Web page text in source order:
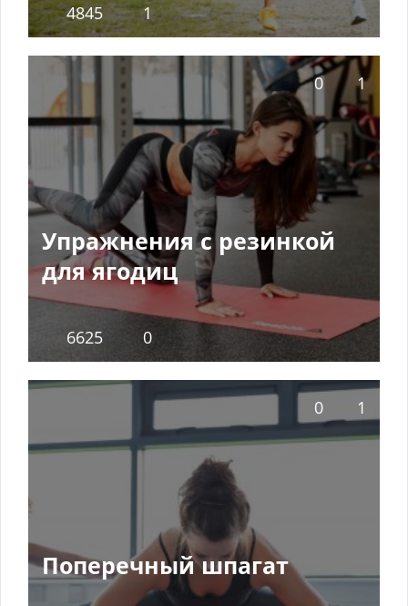
4845 1
0 1
Упражнения с резинкой
для ягодиц
6625 0
0 1
Поперечный шпагат